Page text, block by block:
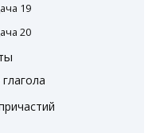
19
20